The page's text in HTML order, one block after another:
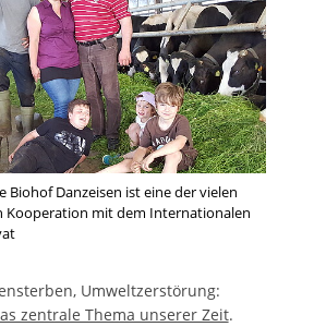
Biohof Danzeisen ist eine der vielen
Kooperation mit dem Internationalen
Umweltzerstörung:
zentrale Thema unserer Zeit.